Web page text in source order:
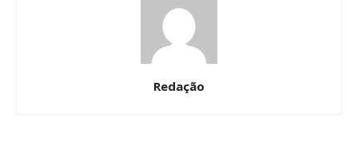
Redação